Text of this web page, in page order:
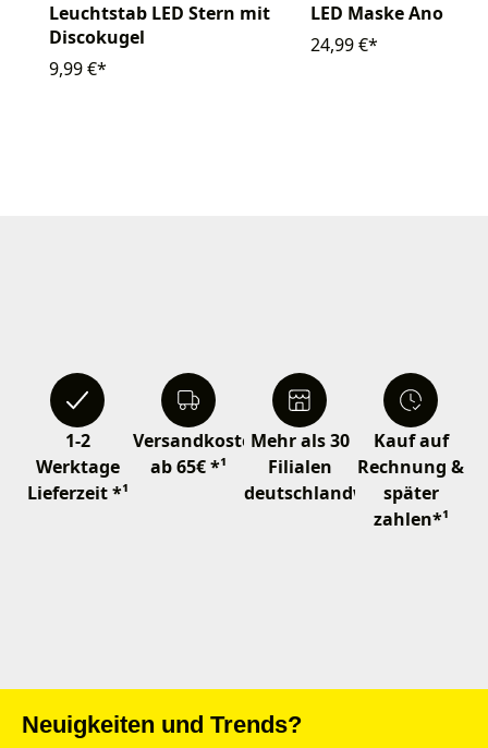
Leuchtstab LED Stern mit
Discokugel
9,99 €*
LED Maske
24,99 €*
1-2
Werktage
Lieferzeit *¹
Versandkostenfrei
ab 65€ *¹
Mehr als 30
Filialen
deutschlandweit
Kauf auf
Rechnung &
später
zahlen*¹
Neuigkeiten und Trends?